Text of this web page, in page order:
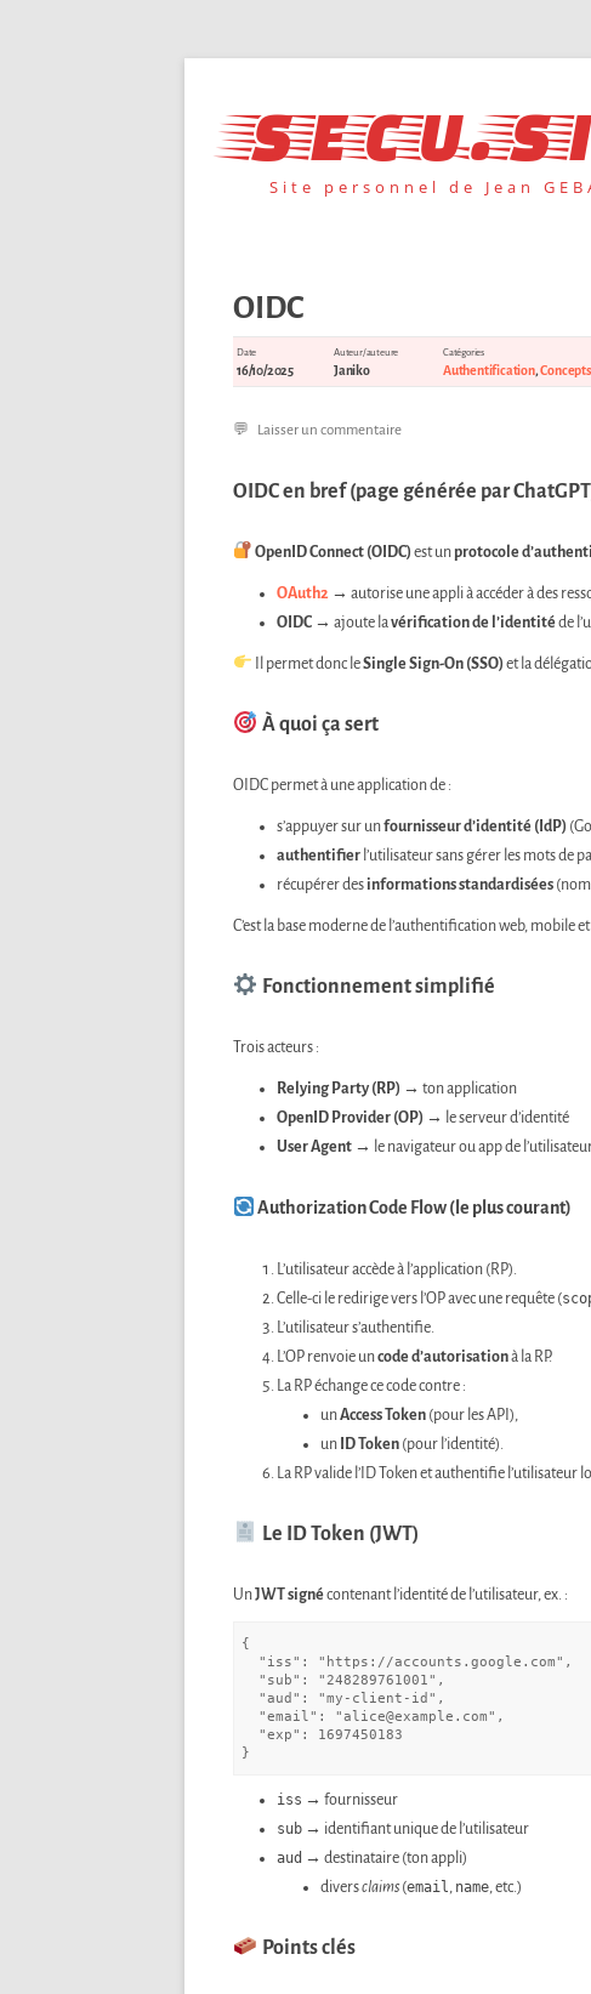
Aller
secu.si
Site personnel de Jean
OIDC
Date Auteur/auteure Catégories
16/10/2025 Janiko Authentification,Concepts
Laisser un commentaire
OIDC en bref (page générée par
OpenID Connect (OIDC) est un protocole
OAuth2 → autorise une appli à accéder à des
OIDC → ajoute lavérification de l’identitéde
Il permet donc leSingle Sign-On (SSO) et la
À quoi ça sert
OIDC permet à une application de :
s’appuyer sur unfournisseur d’identité (IdP)
authentifier l’utilisateur sans gérer les mots de
récupérer des informations standardisées
C’est la base moderne de l’authentification web, mobile
Fonctionnement simplifié
Trois acteurs :
Relying Party (RP) → ton application
OpenID Provider (OP) → le serveur d’identité
User Agent → le navigateur ou app de
Authorization Code Flow (le plus courant)
L’utilisateur accède à l’application (RP).
Celle-ci le redirige vers l’OP avec une requête (
L’utilisateur s’authentifie.
L’OP renvoie uncode d’autorisationà la RP.
La RP échange ce code contre :
unAccess Token (pour les API),
un
ID Token (pour l’identité).
La RP valide l’ID Token et authentifie l’utilisateur
Le ID Token (JWT)
UnJWT signécontenant l’identité de l’utilisateur, ex. :
{
iss → fournisseur
sub → identifiant unique de l’utilisateur
aud → destinataire (ton appli)
diversclaims (email, name, etc.)
Points clés